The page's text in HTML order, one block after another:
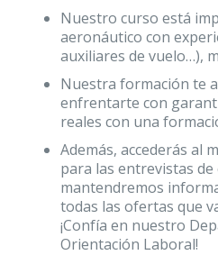
Nuestro curso está
aeronáutico con
auxiliares de vuelo…),
Nuestra formación te
enfrentarte con
reales con una
Además, accederás al
para las entrevistas de
mantendremos
todas las ofertas que
¡Confía en nuestro
Orientación Laboral!